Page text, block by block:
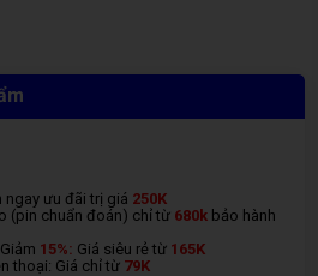
ngay ưu đãi trị giá 250K
(pin chuẩn đoán) chỉ từ 680k bảo hành
15%: Giá siêu rẻ từ 165K
thoại: Giá chỉ từ 79K